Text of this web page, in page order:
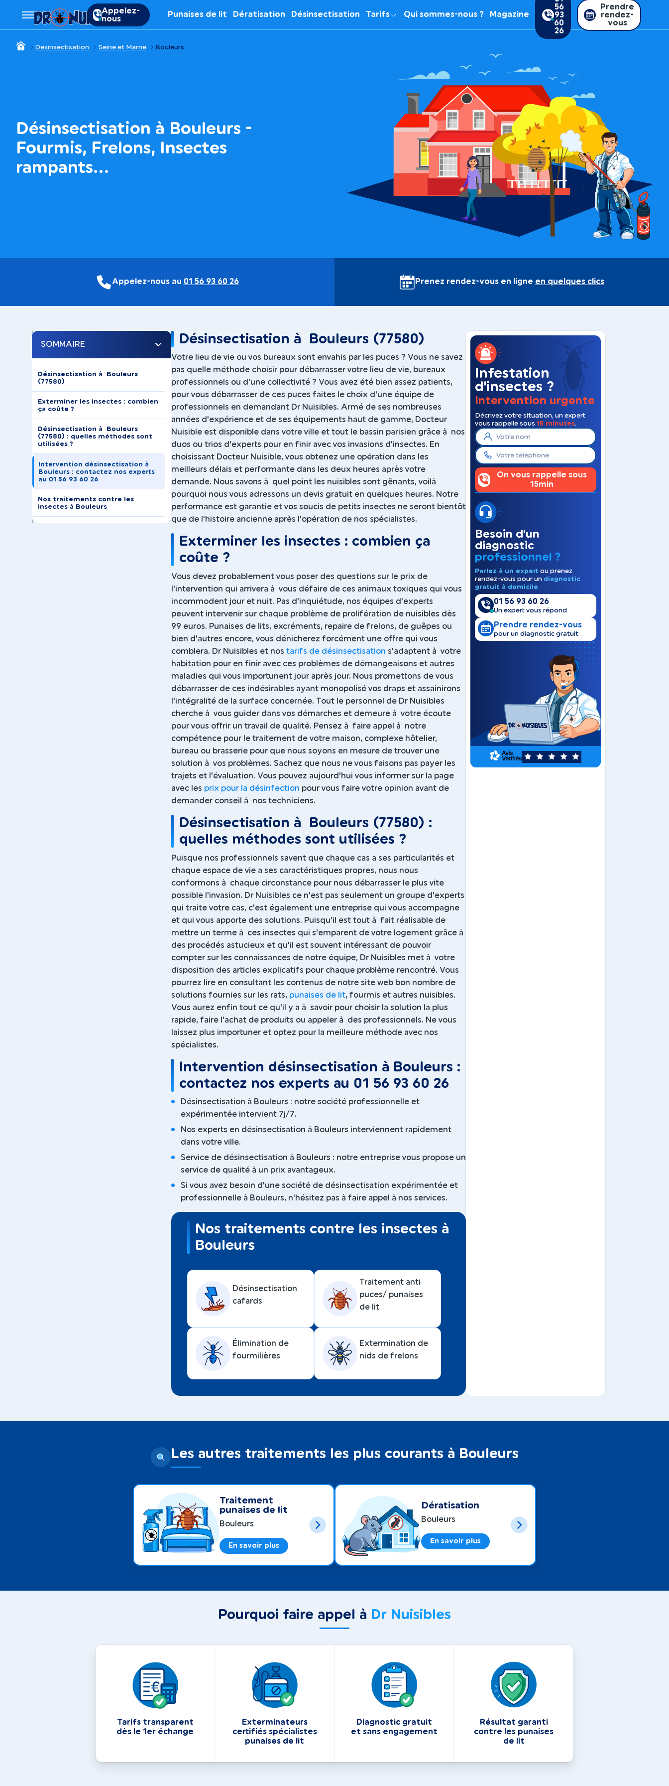
Appelez-
nous
Punaises de lit Dératisation Désinsectisation Tarifs Qui sommes-nous ? Magazine
56
93
60
26
Prendre
rendez-
vous
Desinsectisation Seine et Marne Bouleurs
Désinsectisation à Bouleurs -
Fourmis, Frelons, Insectes
rampants…
Appelez-nous au 01 56 93 60 26 Prenez rendez-vous en ligne en quelques clics
SOMMAIRE
Désinsectisation à Bouleurs
(77580)
Exterminer les insectes : combien
ça coûte ?
Désinsectisation à Bouleurs
(77580) : quelles méthodes sont
utilisées ?
Intervention désinsectisation à
Bouleurs : contactez nos experts
au 01 56 93 60 26
Nos traitements contre les
insectes à Bouleurs
Désinsectisation à Bouleurs (77580)
Votre lieu de vie ou vos bureaux sont envahis par les puces ? Vous ne savez
pas quelle méthode choisir pour débarrasser votre lieu de vie, bureaux
professionnels ou d'une collectivité ? Vous avez été bien assez patients,
pour vous débarrasser de ces puces faites le choix d'une équipe de
professionnels en demandant Dr Nuisibles. Armé de ses nombreuses
années d'expérience et de ses équipements haut de gamme, Docteur
Nuisible est disponible dans votre ville et tout le bassin parisien grâce à nos
duos ou trios d'experts pour en finir avec vos invasions d'insectes. En
choisissant Docteur Nuisible, vous obtenez une opération dans les
meilleurs délais et performante dans les deux heures après votre
demande. Nous savons à quel point les nuisibles sont gênants, voilà
pourquoi nous vous adressons un devis gratuit en quelques heures. Notre
performance est garantie et vos soucis de petits insectes ne seront bientôt
que de l'histoire ancienne après l'opération de nos spécialistes.
Exterminer les insectes : combien ça
coûte ?
Vous devez probablement vous poser des questions sur le prix de
l'intervention qui arrivera à vous défaire de ces animaux toxiques qui vous
incommodent jour et nuit. Pas d'inquiétude, nos équipes d'experts
peuvent intervenir sur chaque problème de prolifération de nuisibles dès
99 euros. Punaises de lits, excréments, repaire de frelons, de guêpes ou
bien d'autres encore, vous dénicherez forcément une offre qui vous
comblera. Dr Nuisibles et nos tarifs de désinsectisation s'adaptent à votre
habitation pour en finir avec ces problèmes de démangeaisons et autres
maladies qui vous importunent jour après jour. Nous promettons de vous
débarrasser de ces indésirables ayant monopolisé vos draps et assainirons
l'intégralité de la surface concernée. Tout le personnel de Dr Nuisibles
cherche à vous guider dans vos démarches et demeure à votre écoute
pour vous offrir un travail de qualité. Pensez à faire appel à notre
compétence pour le traitement de votre maison, complexe hôtelier,
bureau ou brasserie pour que nous soyons en mesure de trouver une
solution à vos problèmes. Sachez que nous ne vous faisons pas payer les
trajets et l'évaluation. Vous pouvez aujourd'hui vous informer sur la page
avec les prix pour la désinfection pour vous faire votre opinion avant de
demander conseil à nos techniciens.
Désinsectisation à Bouleurs (77580) :
quelles méthodes sont utilisées ?
Puisque nos professionnels savent que chaque cas a ses particularités et
chaque espace de vie a ses caractéristiques propres, nous nous
conformons à chaque circonstance pour nous débarrasser le plus vite
possible l'invasion. Dr Nuisibles ce n'est pas seulement un groupe d'experts
qui traite votre cas, c'est également une entreprise qui vous accompagne
et qui vous apporte des solutions. Puisqu'il est tout à fait réalisable de
mettre un terme à ces insectes qui s'emparent de votre logement grâce à
des procédés astucieux et qu'il est souvent intéressant de pouvoir
compter sur les connaissances de notre équipe, Dr Nuisibles met à votre
disposition des articles explicatifs pour chaque problème rencontré. Vous
pourrez lire en consultant les contenus de notre site web bon nombre de
solutions fournies sur les rats, punaises de lit, fourmis et autres nuisibles.
Vous aurez enfin tout ce qu'il y a à savoir pour choisir la solution la plus
rapide, faire l'achat de produits ou appeler à des professionnels. Ne vous
laissez plus importuner et optez pour la meilleure méthode avec nos
spécialistes.
Intervention désinsectisation à Bouleurs :
contactez nos experts au 01 56 93 60 26
Désinsectisation à Bouleurs : notre société professionnelle et
expérimentée intervient 7j/7.
Nos experts en désinsectisation à Bouleurs interviennent rapidement
dans votre ville.
Service de désinsectisation à Bouleurs : notre entreprise vous propose un
service de qualité à un prix avantageux.
Si vous avez besoin d'une société de désinsectisation expérimentée et
professionnelle à Bouleurs, n'hésitez pas à faire appel à nos services.
Nos traitements contre les insectes à
Bouleurs
Désinsectisation
cafards
Traitement anti
puces/ punaises
de lit
Élimination de
fourmilières
Extermination de
nids de frelons
Infestation
d'insectes ?
Intervention urgente
Décrivez votre situation, un expert
vous rappelle sous 15 minutes.
On vous rappelle sous
15min
Besoin d'un
diagnostic
professionnel ?
Parlez à un expert ou prenez
rendez-vous pour un diagnostic
gratuit à domicile
01 56 93 60 26
Un expert vous répond
Prendre rendez-vous
pour un diagnostic gratuit
5
Les autres traitements les plus courants à Bouleurs
Traitement
punaises de lit
Bouleurs
En savoir plus
Dératisation
Bouleurs
En savoir plus
Pourquoi faire appel à Dr Nuisibles
Tarifs transparent
dès le 1er échange
Exterminateurs
certifiés spécialistes
punaises de lit
Diagnostic gratuit
et sans engagement
Résultat garanti
contre les punaises
de lit